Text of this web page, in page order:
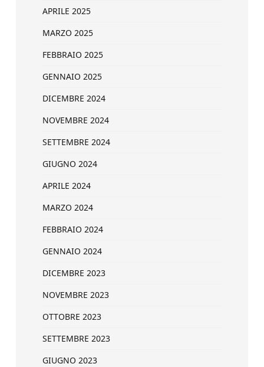
APRILE 2025
MARZO 2025
FEBBRAIO 2025
GENNAIO 2025
DICEMBRE 2024
NOVEMBRE 2024
SETTEMBRE 2024
GIUGNO 2024
APRILE 2024
MARZO 2024
FEBBRAIO 2024
GENNAIO 2024
DICEMBRE 2023
NOVEMBRE 2023
OTTOBRE 2023
SETTEMBRE 2023
GIUGNO 2023